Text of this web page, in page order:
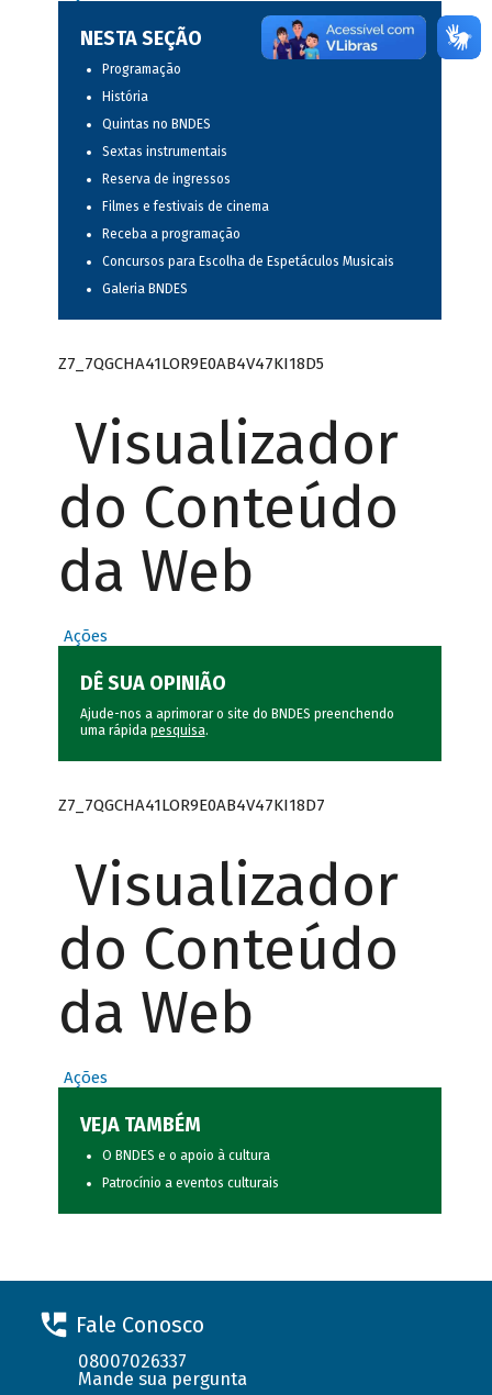
NESTA SEÇÃO
Programação
História
Quintas no BNDES
Sextas instrumentais
Reserva de ingressos
Filmes e festivais de cinema
Receba a programação
Concursos para Escolha de Espetáculos Musicais
Galeria BNDES
Z7_7QGCHA41LOR9E0AB4V47KI18D5
Visualizador
do Conteúdo
da Web
Ações
DÊ SUA OPINIÃO
Ajude-nos a aprimorar o site do BNDES preenchendo
uma rápida pesquisa.
Z7_7QGCHA41LOR9E0AB4V47KI18D7
Visualizador
do Conteúdo
da Web
Ações
VEJA TAMBÉM
O BNDES e o apoio à cultura
Patrocínio a eventos culturais
Fale Conosco
08007026337
Mande sua pergunta